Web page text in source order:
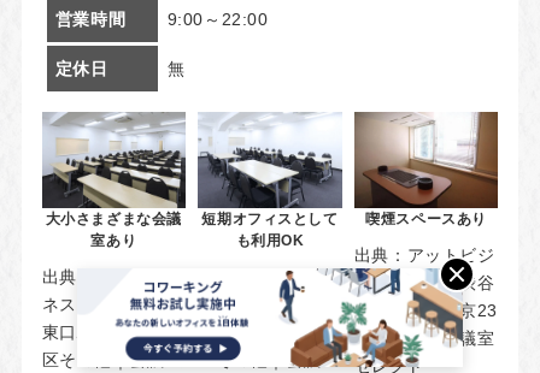
営業時間 9:00～22:00
定休日 無
大小さまざまな会議
室あり
出典：
ネスセンター渋谷
東口駅前｜東京23
区その他｜会議室
短期オフィスとして
も利用OK
出典：
アットビジ
ネスセンター渋谷
東口駅前｜東京23
区その他｜会議室
喫煙スペースあり
出典： アットビジ
ネスセンター渋谷
東口駅前｜東京23
区その他｜会議室
セレクト